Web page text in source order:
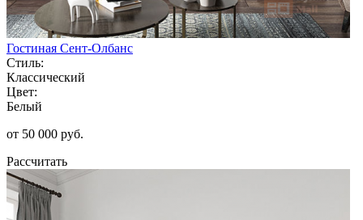
Гостиная Сент-Олбанс
Стиль:
Классический
Цвет:
Белый
от 50 000 руб.
Рассчитать